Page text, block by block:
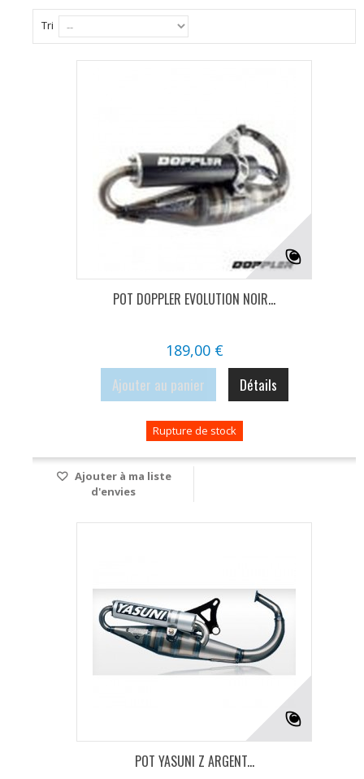
Tri
POT DOPPLER EVOLUTION NOIR...
189,00 €
Ajouter au panier Détails
Rupture de stock
Ajouter à ma liste
d'envies
POT YASUNI Z ARGENT...